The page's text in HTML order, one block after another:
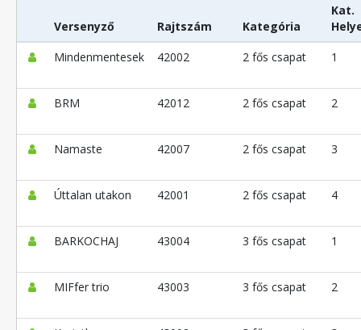
Versenyző Rajtszám Kategória
Kat.
Mindenmentesek
42002 2 fős csapat 1
BRM 42012 2 fős csapat 2
Namaste 42007 2 fős csapat 3
Úttalan utakon 42001 2 fős csapat 4
BARKOCHAJ 43004 3 fős csapat 1
MIFfer trio 43003 3 fős csapat 2